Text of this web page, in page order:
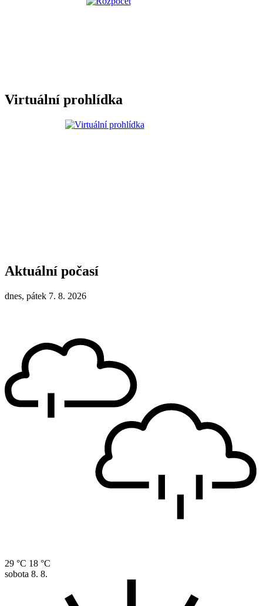
Virtuální prohlídka
Aktuální počasí
dnes, pátek 7. 8. 2026
29 °C 18 °C
sobota 8. 8.